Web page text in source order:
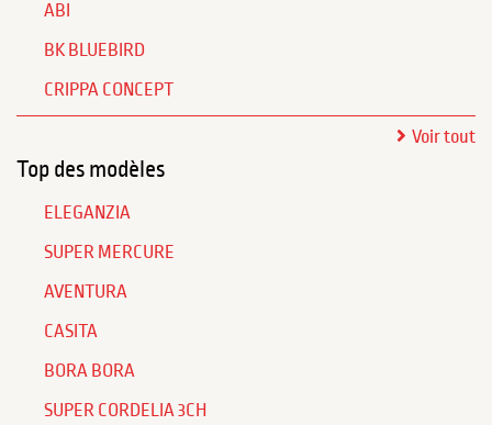
ABI
BK BLUEBIRD
CRIPPA CONCEPT
Voir tout
Top des modèles
ELEGANZIA
SUPER MERCURE
AVENTURA
CASITA
BORA BORA
SUPER CORDELIA 3CH